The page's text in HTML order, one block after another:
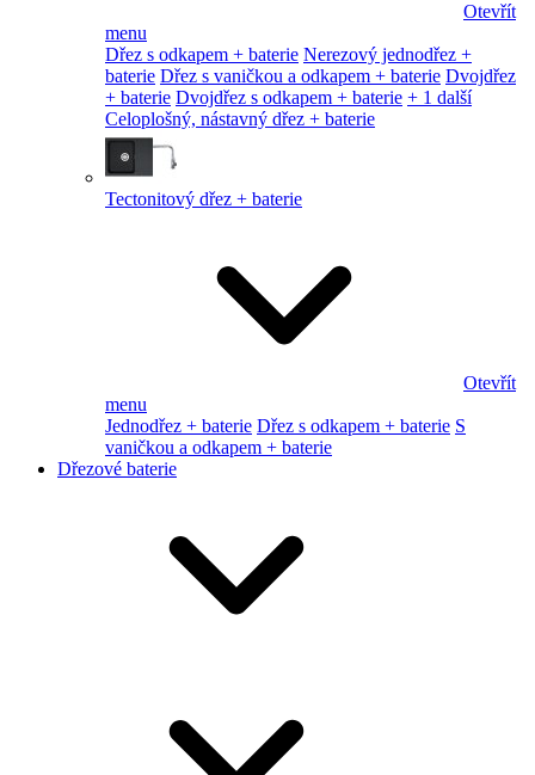
Otevřít
menu
Dřez s odkapem + baterie Nerezový jednodřez +
baterie Dřez s vaničkou a odkapem + baterie Dvojdřez
+ baterie Dvojdřez s odkapem + baterie + 1 další
Celoplošný, nástavný dřez + baterie
Tectonitový dřez + baterie
Otevřít
menu
Jednodřez + baterie Dřez s odkapem + baterie S
vaničkou a odkapem + baterie
Dřezové baterie